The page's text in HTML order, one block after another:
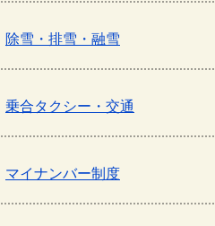
除雪・排雪・融雪
乗合タクシー・交通
マイナンバー制度